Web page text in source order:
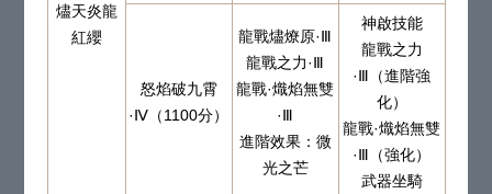
燼天炎龍
紅纓
怒焰破九霄
·Ⅳ（1100分）
龍戰燼燎原·Ⅲ
龍戰之力·Ⅲ
龍戰·熾焰無雙
·Ⅲ
進階效果：微
光之芒
神啟技能
龍戰之力
·Ⅲ（進階強
化）
龍戰·熾焰無雙
·Ⅲ（強化）
武器坐騎